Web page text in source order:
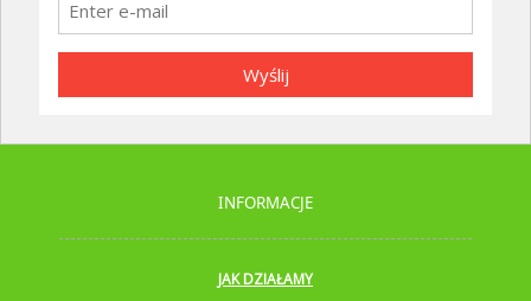
Wyślij
INFORMACJE
JAK DZIAŁAMY